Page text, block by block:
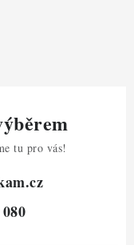
tu pro vás!